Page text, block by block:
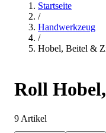
Startseite
/
Handwerkzeug
/
Hobel, Beitel &
Roll
Ziehklingen
9 Artikel